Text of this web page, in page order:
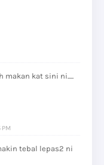
makan kat sini ni.....
tebal lepas2 ni